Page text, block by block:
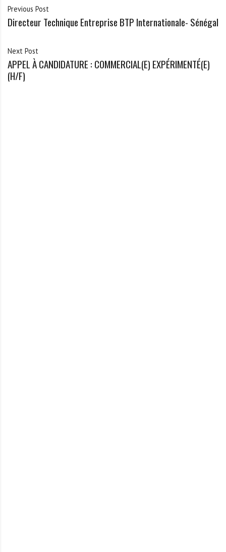
Previous Post
Directeur Technique Entreprise BTP Internationale- Sénégal
Next Post
APPEL À CANDIDATURE : COMMERCIAL(E) EXPÉRIMENTÉ(E)
(H/F)